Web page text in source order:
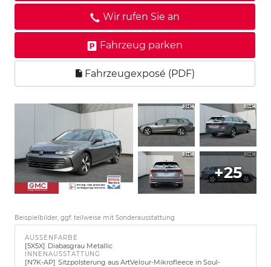
Wir rufen Sie an
Fahrzeug parken
Fahrzeugexposé (PDF)
+25
Beispielbilder, ggf. teilweise mit Sonderausstattung
AUSSENFARBE
5X5X Diabasgrau Metallic
INNENAUSSTATTUNG
N7K-AP Sitzpolsterung aus ArtVelour-Mikrofleece in Soul-